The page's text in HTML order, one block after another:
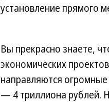
установление прямого
Вы прекрасно знаете,
экономических
направляются огромные
— 4 триллиона рублей.